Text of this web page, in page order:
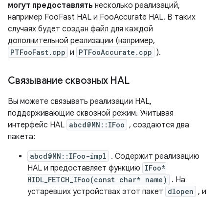
могут предоставлять несколько реализаций,
например FooFast HAL и FooAccurate HAL. В таких
случаях будет создан файл для каждой
дополнительной реализации (например,
PTFooFast.cpp и PTFooAccurate.cpp ).
Связывание сквозных HAL
Вы можете связывать реализации HAL,
поддерживающие сквозной режим. Учитывая
интерфейс HAL abcd@MN::IFoo , создаются два
пакета:
abcd@MN::IFoo-impl . Содержит реализацию
HAL и предоставляет функцию IFoo*
HIDL_FETCH_IFoo(const char* name)
. На
устаревших устройствах этот пакет dlopen , и